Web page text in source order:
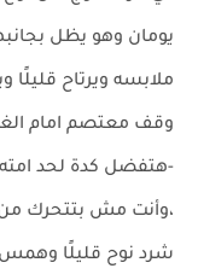
يومان وهو يظل
ملابسه ويرتاح قليلًا
وقف معتصم امام
-هتفضل كدة لحد امته
،وأنت مش بتتحرك
شرد نوح قليلًا